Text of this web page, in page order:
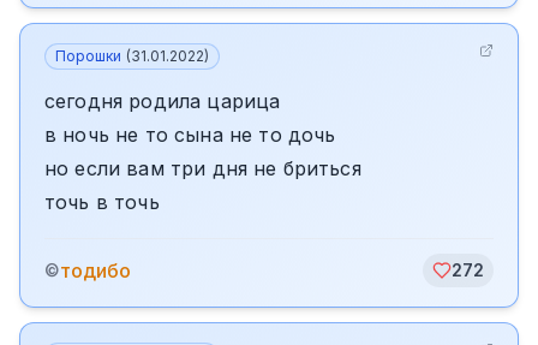
Порошки (31.01.2022)
сегодня родила царица
в ночь не то сына не то дочь
но если вам три дня не бриться
точь в точь
©тодибо 272